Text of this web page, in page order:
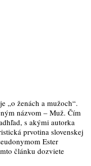
„o ženách a mužoch“.
názvom – Muž. Čím
s akými autorka
prvotina slovenskej
Ester
článku dozviete